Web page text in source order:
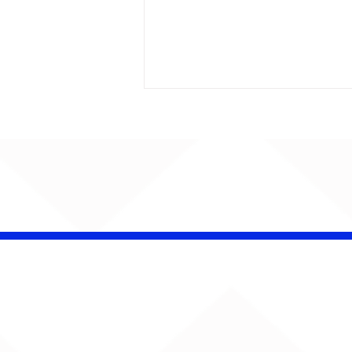
AUMENTA O SOM!